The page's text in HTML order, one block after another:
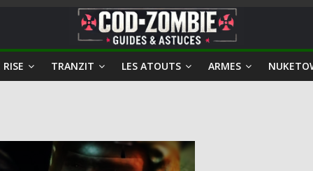
RISE TRANZIT LES ATOUTS ARMES